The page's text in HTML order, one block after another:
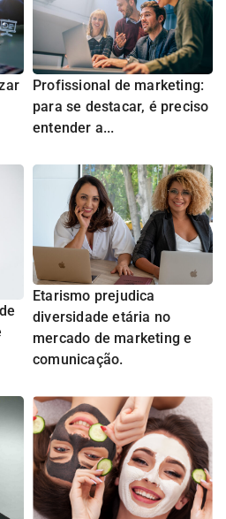
Profissional de marketing:
para se destacar, é preciso
entender a...
Etarismo prejudica
diversidade etária no
mercado de marketing e
comunicação.